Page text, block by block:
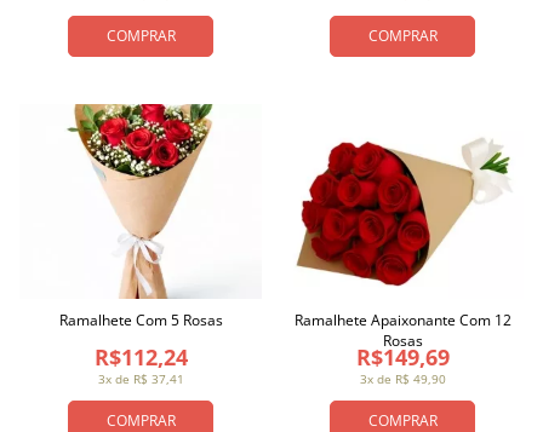
COMPRAR COMPRAR
COMPRAR
3x de R$ 37,41
R$112,24
Ramalhete Com 5 Rosas
COMPRAR
3x de R$ 49,90
R$149,69
Ramalhete Apaixonante Com 12
Rosas